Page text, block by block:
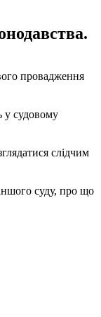
провадження
у судовому
слідчим
суду, про що